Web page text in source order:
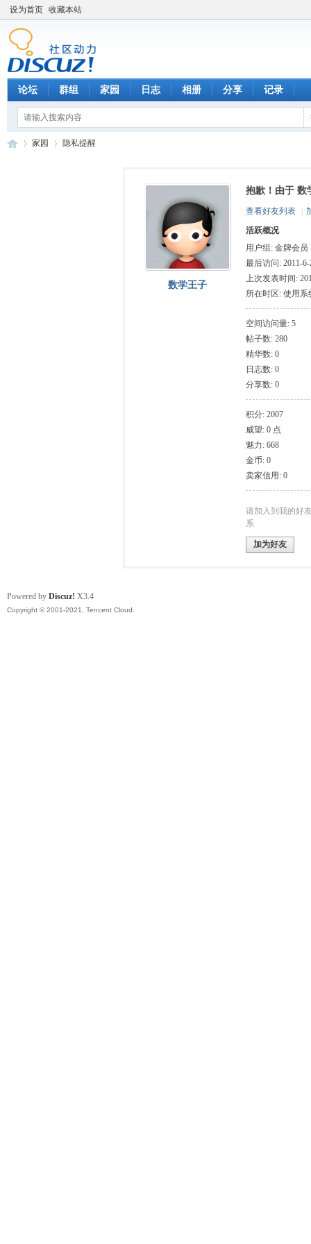
设为首页 收藏本站
论坛 群组 家园 日志 相册 分享 记录
家园 隐私提醒
数学王子
抱歉！由于 数
查看好友列表
活跃概况
用户组: 金牌会员
最后访问: 2011-6-
上次发表时间:
所在时区: 使用系
空间访问量: 5
帖子数: 280
精华数: 0
日志数: 0
分享数: 0
积分: 2007
威望: 0 点
魅力: 668
金币: 0
卖家信用: 0
请加入到我的好
系
加为好友
Powered by Discuz! X3.4
Copyright © 2001-2021, Tencent Cloud.